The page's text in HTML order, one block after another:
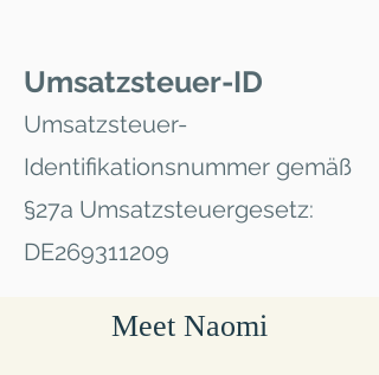
Umsatzsteuer-ID
Umsatzsteuer-
Identifikationsnummer gemäß
§27a Umsatzsteuergesetz:
DE269311209
Meet Naomi